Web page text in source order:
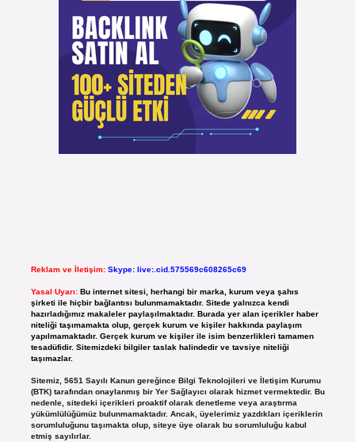
Reklam ve İletişim: Skype: live:.cid.575569c608265c69
Yasal Uyarı: Bu internet sitesi, herhangi bir marka, kurum veya şahıs
şirketi ile hiçbir bağlantısı bulunmamaktadır. Sitede yalnızca kendi
hazırladığımız makaleler paylaşılmaktadır. Burada yer alan içerikler haber
niteliği taşımamakta olup, gerçek kurum ve kişiler hakkında paylaşım
yapılmamaktadır. Gerçek kurum ve kişiler ile isim benzerlikleri tamamen
tesadüfidir. Sitemizdeki bilgiler taslak halindedir ve tavsiye niteliği
taşımazlar.
Sitemiz, 5651 Sayılı Kanun gereğince Bilgi Teknolojileri ve İletişim Kurumu
(BTK) tarafından onaylanmış bir Yer Sağlayıcı olarak hizmet vermektedir. Bu
nedenle, sitedeki içerikleri proaktif olarak denetleme veya araştırma
yükümlülüğümüz bulunmamaktadır. Ancak, üyelerimiz yazdıkları içeriklerin
sorumluluğunu taşımakta olup, siteye üye olarak bu sorumluluğu kabul
etmiş sayılırlar.